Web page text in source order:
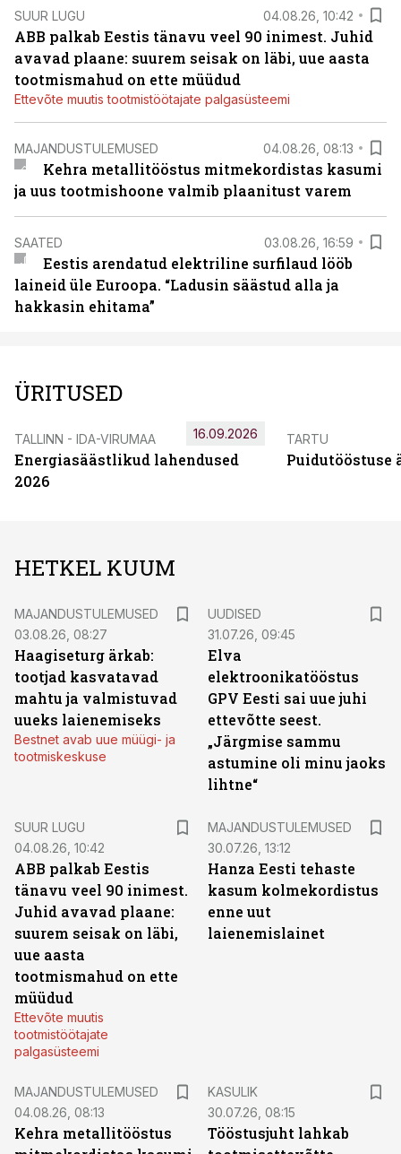
SUUR LUGU 04.08.26, 10:42
ABB palkab Eestis tänavu veel 90 inimest. Juhid
avavad plaane: suurem seisak on läbi, uue aasta
tootmismahud on ette müüdud
Ettevõte muutis tootmistöötajate palgasüsteemi
MAJANDUSTULEMUSED 04.08.26, 08:13
Kehra metallitööstus mitmekordistas kasumi
ja uus tootmishoone valmib plaanitust varem
SAATED 03.08.26, 16:59
Eestis arendatud elektriline surfilaud lööb
laineid üle Euroopa. “Ladusin säästud alla ja
hakkasin ehitama”
ÜRITUSED
TALLINN - IDA-VIRUMAA
Energiasäästlikud lahendused
2026
16.09.2026 TARTU
Puidutööstuse
HETKEL KUUM
MAJANDUSTULEMUSED
03.08.26, 08:27
Haagiseturg ärkab:
tootjad kasvatavad
mahtu ja valmistuvad
uueks laienemiseks
Bestnet avab uue müügi- ja
tootmiskeskuse
UUDISED
31.07.26, 09:45
Elva
elektroonikatööstus
GPV Eesti sai uue juhi
ettevõtte seest.
„Järgmise sammu
astumine oli minu jaoks
lihtne“
SUUR LUGU
04.08.26, 10:42
ABB palkab Eestis
tänavu veel 90 inimest.
Juhid avavad plaane:
suurem seisak on läbi,
uue aasta
tootmismahud on ette
müüdud
Ettevõte muutis
tootmistöötajate
palgasüsteemi
MAJANDUSTULEMUSED
30.07.26, 13:12
Hanza Eesti tehaste
kasum kolmekordistus
enne uut
laienemislainet
MAJANDUSTULEMUSED
04.08.26, 08:13
Kehra metallitööstus
KASULIK
30.07.26, 08:15
Tööstusjuht lahkab